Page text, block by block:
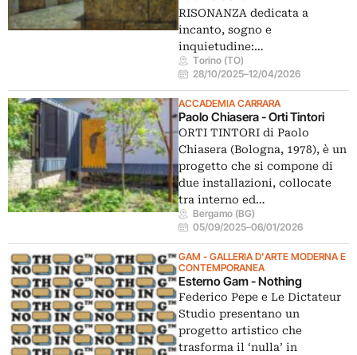
RISONANZA dedicata a
incanto, sogno e
inquietudine:…
Torino (TO)
28/10/2025–12/04/2026
ACCADEMIA CARRARA
Paolo Chiasera - Orti Tintori
ORTI TINTORI di Paolo
Chiasera (Bologna, 1978), è un
progetto che si compone di
due installazioni, collocate
tra interno ed…
Bergamo (BG)
05/09/2025–06/01/2026
GAM - GALLERIA D'ARTE MODERNA E
CONTEMPORANEA
Esterno Gam - Nothing
Federico Pepe e Le Dictateur
Studio presentano un
progetto artistico che
trasforma il ‘nulla’ in